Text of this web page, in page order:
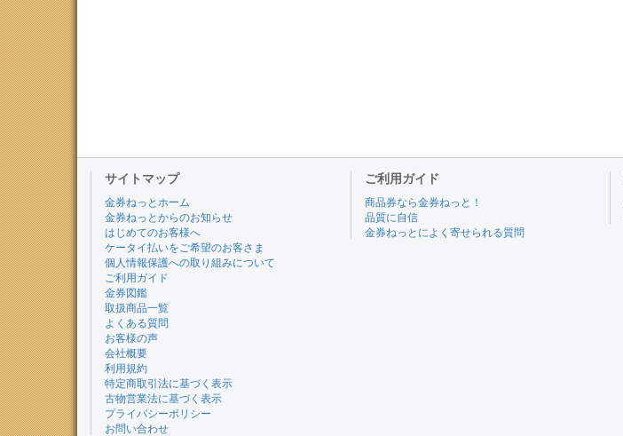
サイトマップ
金券ねっとホーム
金券ねっとからのお知らせ
はじめてのお客様へ
ケータイ払いをご希望のお客さま
個人情報保護への取り組みについて
ご利用ガイド
金券図鑑
取扱商品一覧
よくある質問
お客様の声
会社概要
利用規約
特定商取引法に基づく表示
古物営業法に基づく表示
プライバシーポリシー
お問い合わせ
ご利用ガイド
商品券なら金券ねっと！
品質に自信
金券ねっとによく寄せられる質問